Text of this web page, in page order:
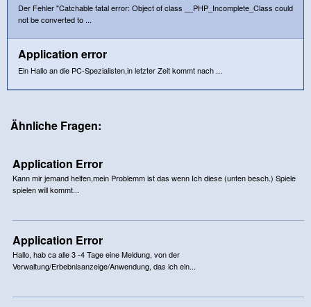
Der Fehler "Catchable fatal error: Object of class __PHP_Incomplete_Class could
not be converted to ...
Application error
Ein Hallo an die PC-Spezialisten,in letzter Zeit kommt nach ...
Ähnliche Fragen:
Application Error
Kann mir jemand helfen,mein Problemm ist das wenn Ich diese (unten besch.) Spiele
spielen will kommt...
Application Error
Hallo, hab ca alle 3 -4 Tage eine Meldung, von der
Verwaltung/Erbebnisanzeige/Anwendung, das ich ein...